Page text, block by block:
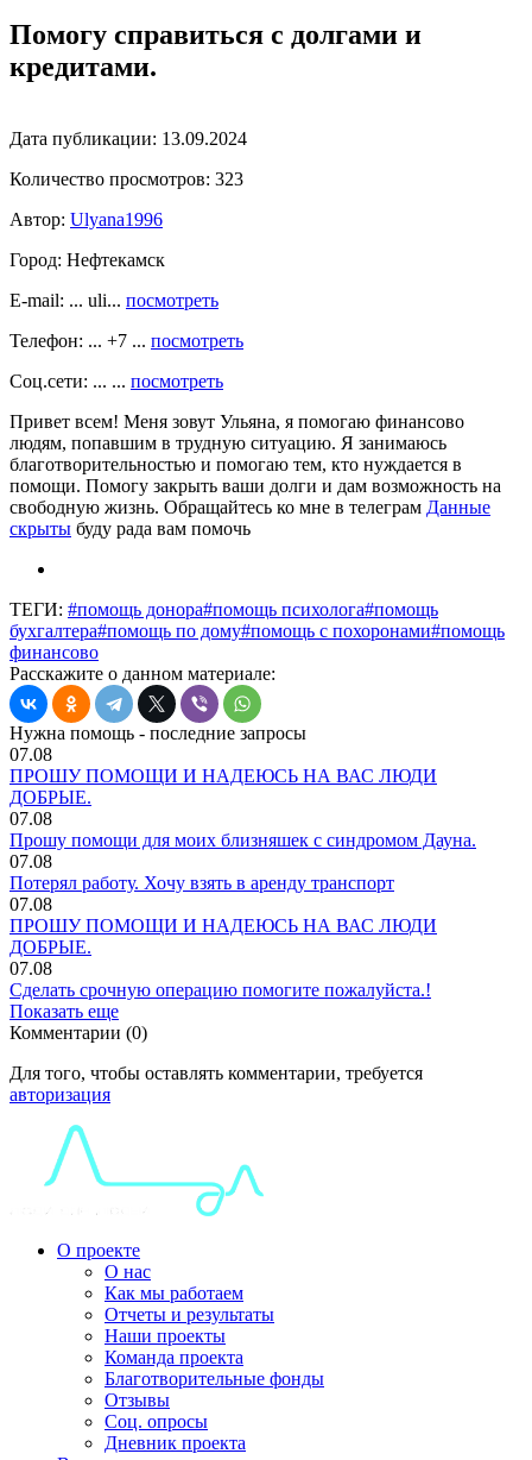
Помогу справиться с долгами и
кредитами.
Дата публикации: 13.09.2024
Количество просмотров: 323
Автор: Ulyana1996
Город: Нефтекамск
E-mail: ... uli... посмотреть
Телефон: ... +7 ... посмотреть
Соц.сети: ... ... посмотреть
Привет всем! Меня зовут Ульяна, я помогаю финансово
людям, попавшим в трудную ситуацию. Я занимаюсь
благотворительностью и помогаю тем, кто нуждается в
помощи. Помогу закрыть ваши долги и дам возможность на
свободную жизнь. Обращайтесь ко мне в телеграм Данные
скрыты буду рада вам помочь
ТЕГИ: #помощь донора#помощь психолога#помощь
бухгалтера#помощь по дому#помощь с похоронами#помощь
финансово
Расскажите о данном материале:
Нужна помощь - последние запросы
07.08
ПРОШУ ПОМОЩИ И НАДЕЮСЬ НА ВАС ЛЮДИ
ДОБРЫЕ.
07.08
Прошу помощи для моих близняшек с синдромом Дауна.
07.08
Потерял работу. Хочу взять в аренду транспорт
07.08
ПРОШУ ПОМОЩИ И НАДЕЮСЬ НА ВАС ЛЮДИ
ДОБРЫЕ.
07.08
Сделать срочную операцию помогите пожалуйста.!
Показать еще
Комментарии (0)
Для того, чтобы оставлять комментарии, требуется
авторизация
О проекте
О нас
Как мы работаем
Отчеты и результаты
Наши проекты
Команда проекта
Благотворительные фонды
Отзывы
Соц. опросы
Дневник проекта